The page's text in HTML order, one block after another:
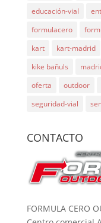
educación-vial
formulacero
kart
kart-madrid
kike bañuls
oferta
outdoor
seguridad-vial
CONTACTO
FORMULA CERO